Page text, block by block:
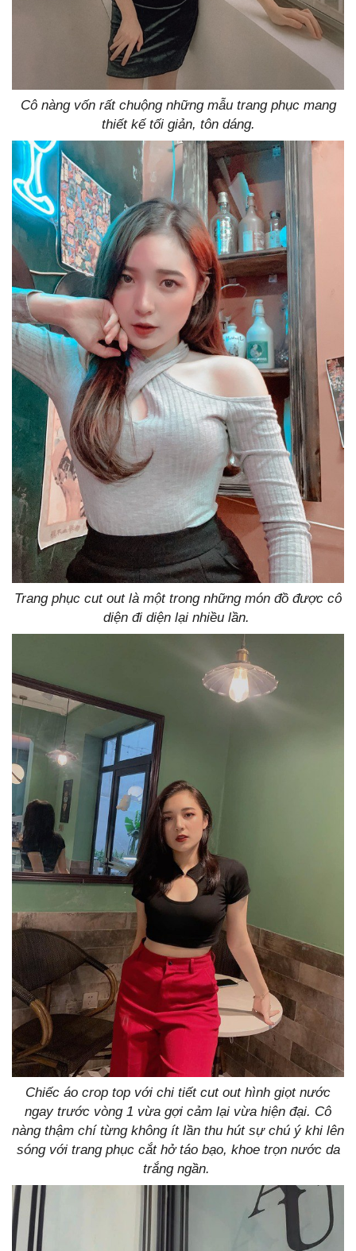
Cô nàng vốn rất chuộng những mẫu trang phục mang
thiết kế tối giản, tôn dáng.
Trang phục cut out là một trong những món đồ được cô
diện đi diện lại nhiều lần.
Chiếc áo crop top với chi tiết cut out hình giọt nước
ngay trước vòng 1 vừa gợi cảm lại vừa hiện đại. Cô
nàng thậm chí từng không ít lần thu hút sự chú ý khi lên
sóng với trang phục cắt hở táo bạo, khoe trọn nước da
trắng ngần.